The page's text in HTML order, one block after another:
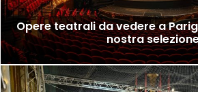
Opere teatrali da vedere a
nostra